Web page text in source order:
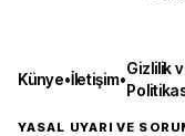
Künye•İletişim•
Gizlilik
YASAL UYARI VE